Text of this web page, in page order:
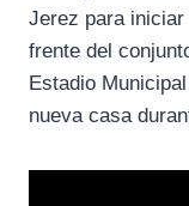
Jerez para iniciar
frente del
Estadio
nueva casa